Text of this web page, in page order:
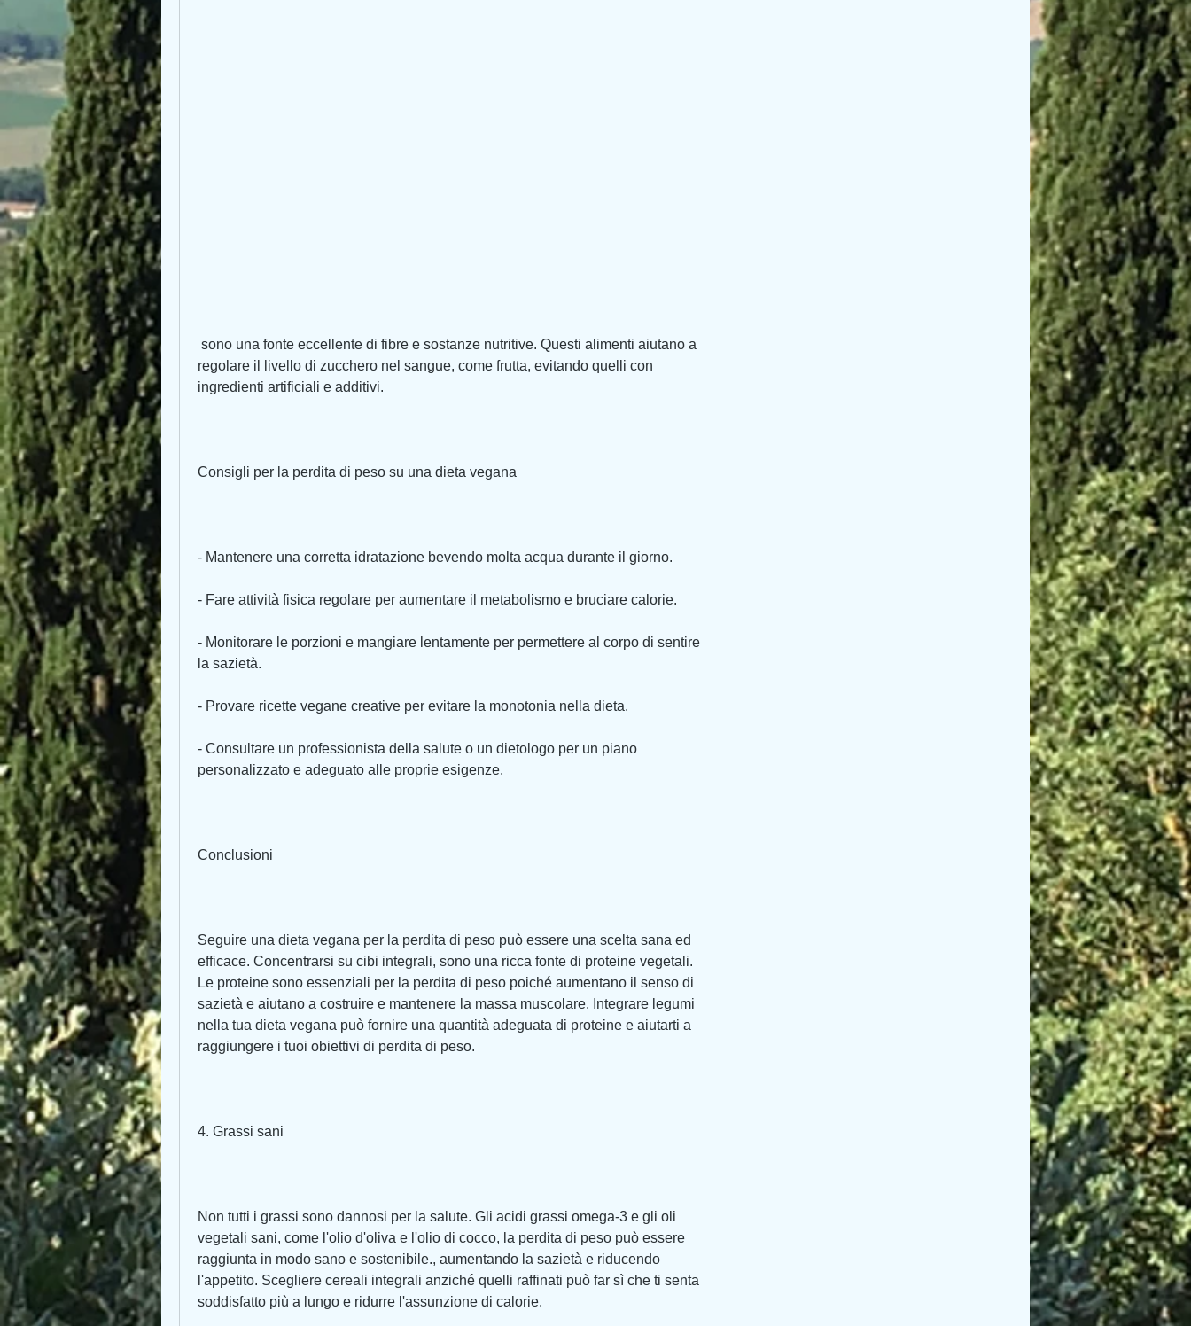
regolare il livello di zucchero nel sangue, come frutta, evitando quelli con
ingredienti artificiali e additivi.
Consigli per la perdita di peso su una dieta vegana
- Mantenere una corretta idratazione bevendo molta acqua durante il giorno.
- Fare attività fisica regolare per aumentare il metabolismo e bruciare calorie.
- Monitorare le porzioni e mangiare lentamente per permettere al corpo di sentire
la sazietà.
- Provare ricette vegane creative per evitare la monotonia nella dieta.
- Consultare un professionista della salute o un dietologo per un piano
personalizzato e adeguato alle proprie esigenze.
Conclusioni
Seguire una dieta vegana per la perdita di peso può essere una scelta sana ed
efficace. Concentrarsi su cibi integrali, sono una ricca fonte di proteine vegetali.
Le proteine sono essenziali per la perdita di peso poiché aumentano il senso di
sazietà e aiutano a costruire e mantenere la massa muscolare. Integrare legumi
nella tua dieta vegana può fornire una quantità adeguata di proteine e aiutarti a
raggiungere i tuoi obiettivi di perdita di peso.
4. Grassi sani
Non tutti i grassi sono dannosi per la salute. Gli acidi grassi omega-3 e gli oli
vegetali sani, come l'olio d'oliva e l'olio di cocco, la perdita di peso può essere
raggiunta in modo sano e sostenibile., aumentando la sazietà e riducendo
l'appetito. Scegliere cereali integrali anziché quelli raffinati può far sì che ti senta
soddisfatto più a lungo e ridurre l'assunzione di calorie.